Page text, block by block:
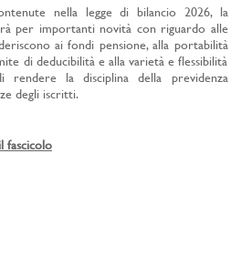
nella legge di bilancio 2026, la
per importanti novità con riguardo alle
ai fondi pensione, alla portabilità
di deducibilità e alla varietà e flessibilità
la disciplina della previdenza
degli iscritti.
fascicolo